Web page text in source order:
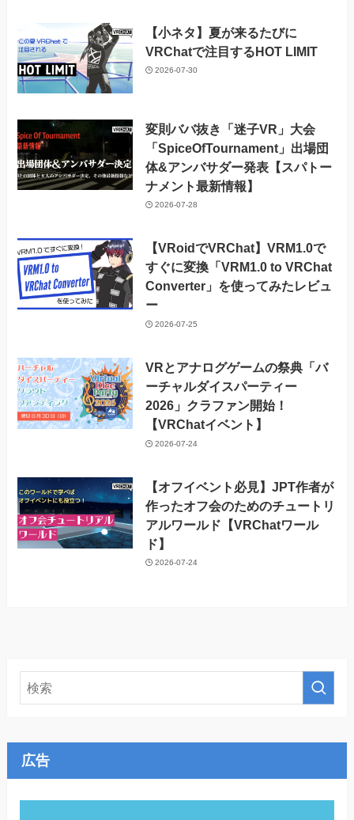
【小ネタ】夏が来るたびに
VRChatで注目するHOT LIMIT
2026-07-30
変則ババ抜き「迷子VR」大会
「SpiceOfTournament」出場団
体&アンバサダー発表【スパトー
ナメント最新情報】
2026-07-28
【VRoidでVRChat】VRM1.0で
すぐに変換「VRM1.0 to VRChat
Converter」を使ってみたレビュ
ー
2026-07-25
VRとアナログゲームの祭典「バ
ーチャルダイスパーティー
2026」クラファン開始！
【VRChatイベント】
2026-07-24
【オフイベント必見】JPT作者が
作ったオフ会のためのチュートリ
アルワールド【VRChatワール
ド】
2026-07-24
広告